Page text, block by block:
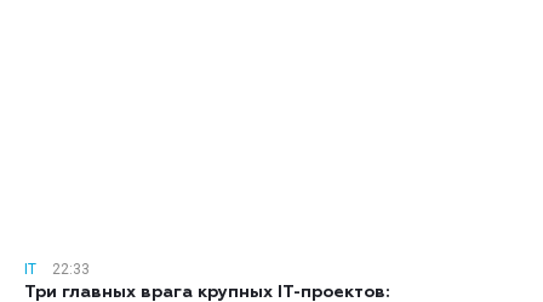
IT
22:33
Три главных врага крупных IT-проектов: